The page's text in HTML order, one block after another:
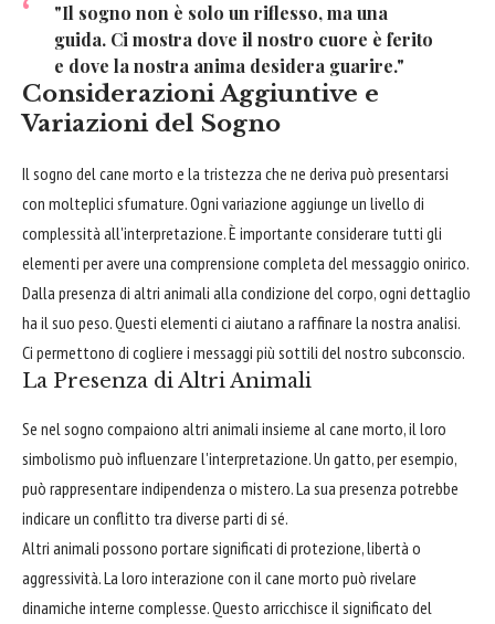
"Il sogno non è solo un riflesso, ma una
guida. Ci mostra dove il nostro cuore è ferito
e dove la nostra anima desidera guarire."
Considerazioni Aggiuntive e
Variazioni del Sogno
Il sogno del cane morto e la tristezza che ne deriva può presentarsi
con molteplici sfumature. Ogni variazione aggiunge un livello di
complessità all'interpretazione. È importante considerare tutti gli
elementi per avere una comprensione completa del messaggio onirico.
Dalla presenza di altri animali alla condizione del corpo, ogni dettaglio
ha il suo peso. Questi elementi ci aiutano a raffinare la nostra analisi.
Ci permettono di cogliere i messaggi più sottili del nostro subconscio.
La Presenza di Altri Animali
Se nel sogno compaiono altri animali insieme al cane morto, il loro
simbolismo può influenzare l'interpretazione. Un gatto, per esempio,
può rappresentare indipendenza o mistero. La sua presenza potrebbe
indicare un conflitto tra diverse parti di sé.
Altri animali possono portare significati di protezione, libertà o
aggressività. La loro interazione con il cane morto può rivelare
dinamiche interne complesse. Questo arricchisce il significato del